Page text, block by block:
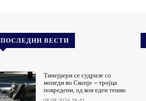
ПОСЛЕДНИ ВЕСТИ
Тинејџери се судриле со
мопеди во Скопје – тројца
повредени, од кои еден тешко